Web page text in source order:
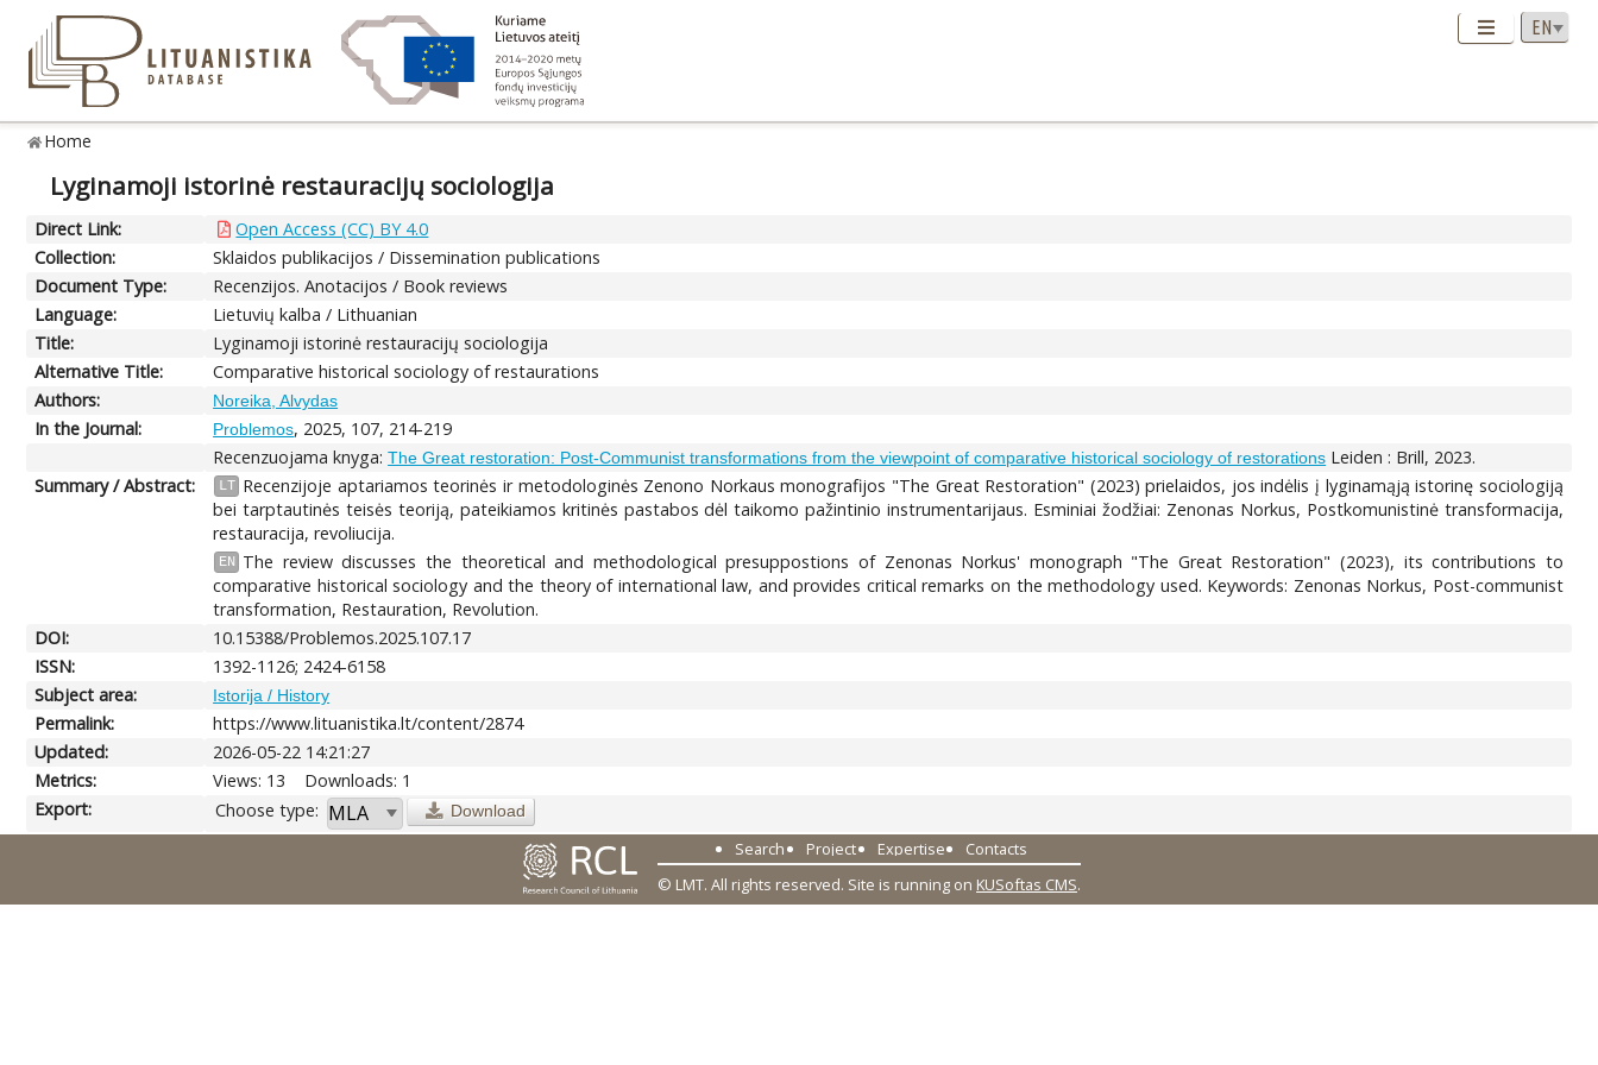
Home
Lyginamoji istorinė restauracijų sociologija
Direct Link:
Open Access (CC) BY 4.0
Collection:
Sklaidos publikacijos / Dissemination publications
Document Type:
Recenzijos. Anotacijos / Book reviews
Language:
Lietuvių kalba / Lithuanian
Title:
Lyginamoji istorinė restauracijų sociologija
Alternative Title:
Comparative historical sociology of restaurations
Authors:
Noreika, Alvydas
In the Journal: Problemos, 2025, 107, 214-219
Recenzuojama knyga:The Great restoration: Post-Communist transformations from the viewpoint of comparative historical sociology of restorations Leiden : Brill, 2023.
Summary / Abstract:
LT Recenzijoje aptariamos teorinės ir metodologinės Zenono Norkaus monografijos "The Great Restoration" (2023) prielaidos, jos indėlis į lyginamąją istorinę sociologiją
bei tarptautinės teisės teoriją, pateikiamos kritinės pastabos dėl taikomo pažintinio instrumentarijaus. Esminiai žodžiai: Zenonas Norkus, Postkomunistinė transformacija,
restauracija, revoliucija.
EN
The review discusses the theoretical and methodological presuppostions of Zenonas Norkus' monograph "The Great Restoration" (2023), its contributions to
comparative historical sociology and the theory of international law, and provides critical remarks on the methodology used. Keywords: Zenonas Norkus, Post-communist
transformation, Restauration, Revolution.
DOI:
10.15388/Problemos.2025.107.17
ISSN:
1392-1126; 2424-6158
Subject area:
Istorija / History
Permalink:
https://www.lituanistika.lt/content/2874
Updated:
2026-05-22 14:21:27
Metrics:
Views: 13
Downloads: 1
Export:
Choose type: Download
Search Project Expertise
Contacts
© LMT. All rights reserved. Site is running on KUSoftas CMS.